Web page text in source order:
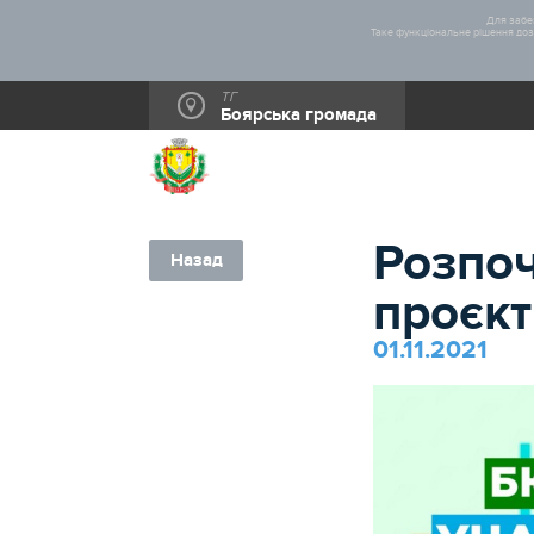
Для
Таке функціональне рішення
ТГ
Боярська громада
Назад
01.11.2021